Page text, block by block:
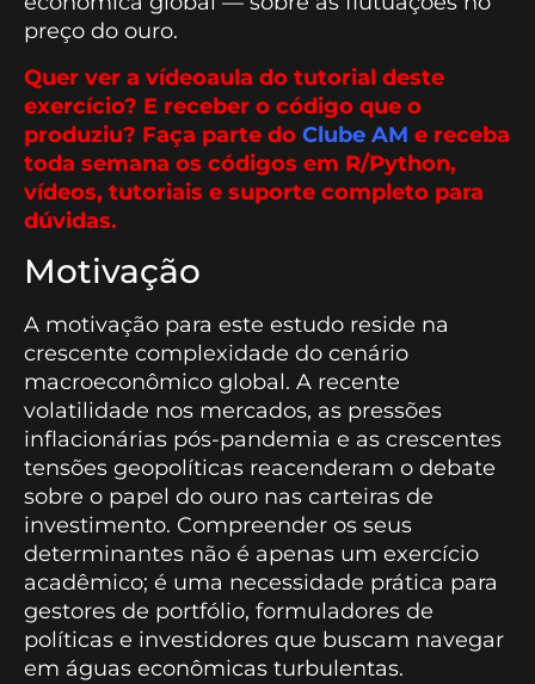
preço do ouro.
Quer ver a vídeoaula do tutorial deste
exercício? E receber o código que o
produziu? Faça parte do Clube AM e receba
toda semana os códigos em R/Python,
vídeos, tutoriais e suporte completo para
dúvidas.
Motivação
A motivação para este estudo reside na
crescente complexidade do cenário
macroeconômico global. A recente
volatilidade nos mercados, as pressões
inflacionárias pós-pandemia e as crescentes
tensões geopolíticas reacenderam o debate
sobre o papel do ouro nas carteiras de
investimento. Compreender os seus
determinantes não é apenas um exercício
acadêmico; é uma necessidade prática para
gestores de portfólio, formuladores de
políticas e investidores que buscam navegar
em águas econômicas turbulentas.